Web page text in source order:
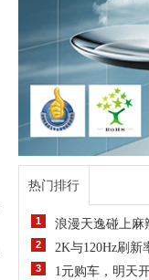
热门排行
1 浪漫天逸碰上麻
2 2K与120Hz刷新
3 1元购车，明天